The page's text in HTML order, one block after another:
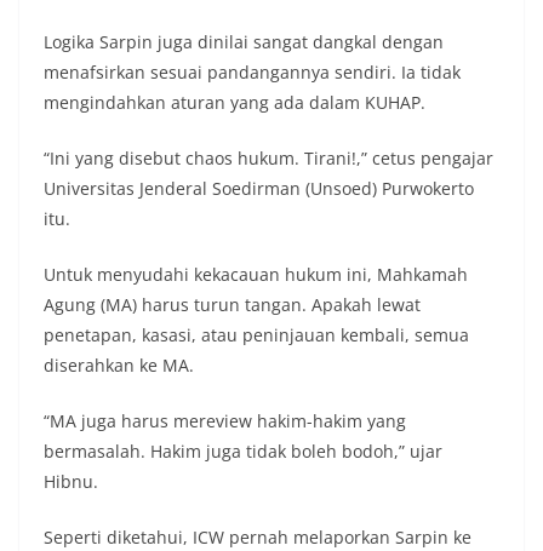
Logika Sarpin juga dinilai sangat dangkal dengan
menafsirkan sesuai pandangannya sendiri. Ia tidak
mengindahkan aturan yang ada dalam KUHAP.
“Ini yang disebut chaos hukum. Tirani!,” cetus pengajar
Universitas Jenderal Soedirman (Unsoed) Purwokerto
itu.
Untuk menyudahi kekacauan hukum ini, Mahkamah
Agung (MA) harus turun tangan. Apakah lewat
penetapan, kasasi, atau peninjauan kembali, semua
diserahkan ke MA.
“MA juga harus mereview hakim-hakim yang
bermasalah. Hakim juga tidak boleh bodoh,” ujar
Hibnu.
Seperti diketahui, ICW pernah melaporkan Sarpin ke